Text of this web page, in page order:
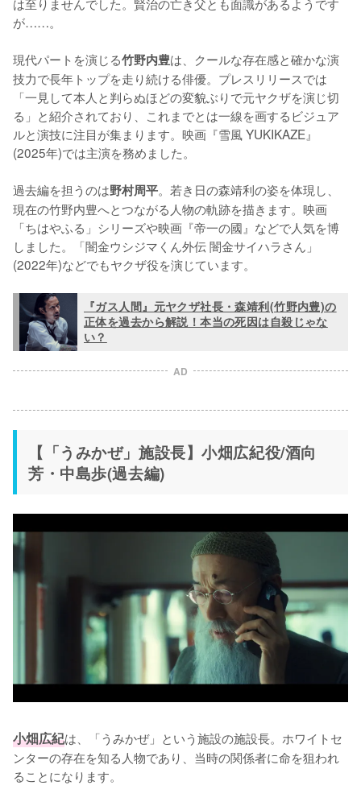
が……。
現代パートを演じる竹野内豊は、クールな存在感と確かな演
技力で長年トップを走り続ける俳優。プレスリリースでは
「一見して本人と判らぬほどの変貌ぶりで元ヤクザを演じ切
る」と紹介されており、これまでとは一線を画するビジュア
ルと演技に注目が集まります。映画『雪風 YUKIKAZE』
(2025年)では主演を務めました。
過去編を担うのは野村周平。若き日の森靖利の姿を体現し、
現在の竹野内豊へとつながる人物の軌跡を描きます。映画
「ちはやふる」シリーズや映画『帝一の國』などで人気を博
しました。「闇金ウシジマくん外伝 闇金サイハラさん」
(2022年)などでもヤクザ役を演じています。
『ガス人間』元ヤクザ社長・森靖利(竹野内豊)の
正体を過去から解説！本当の死因は自殺じゃな
い？
AD
【「うみかぜ」施設長】小畑広紀役/酒向
芳・中島歩(過去編)
小畑広紀は、「うみかぜ」という施設の施設長。ホワイトセ
ンターの存在を知る人物であり、当時の関係者に命を狙われ
ることになります。